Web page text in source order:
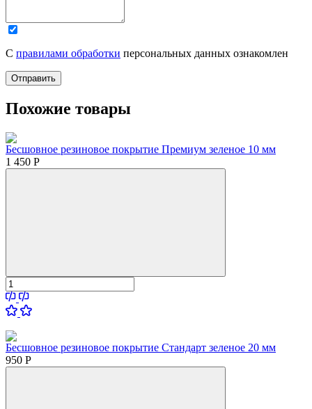
С правилами обработки персональных данных ознакомлен
Отправить
Похожие товары
Бесшовное резиновое покрытие Премиум зеленое 10 мм
1 450 Р
Бесшовное резиновое покрытие Стандарт зеленое 20 мм
950 Р